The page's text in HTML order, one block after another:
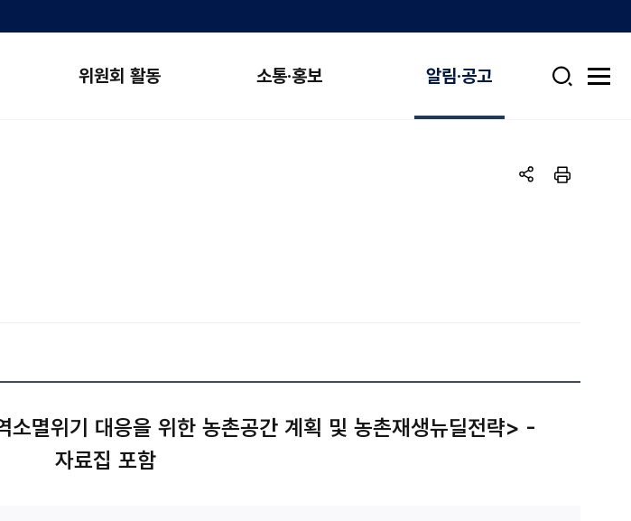
위원회 활동 소통·홍보 알림·공고
검
전
공
인
소멸위기 대응을 위한 농촌공간 계획 및 농촌재생뉴딜전략> -
자료집 포함